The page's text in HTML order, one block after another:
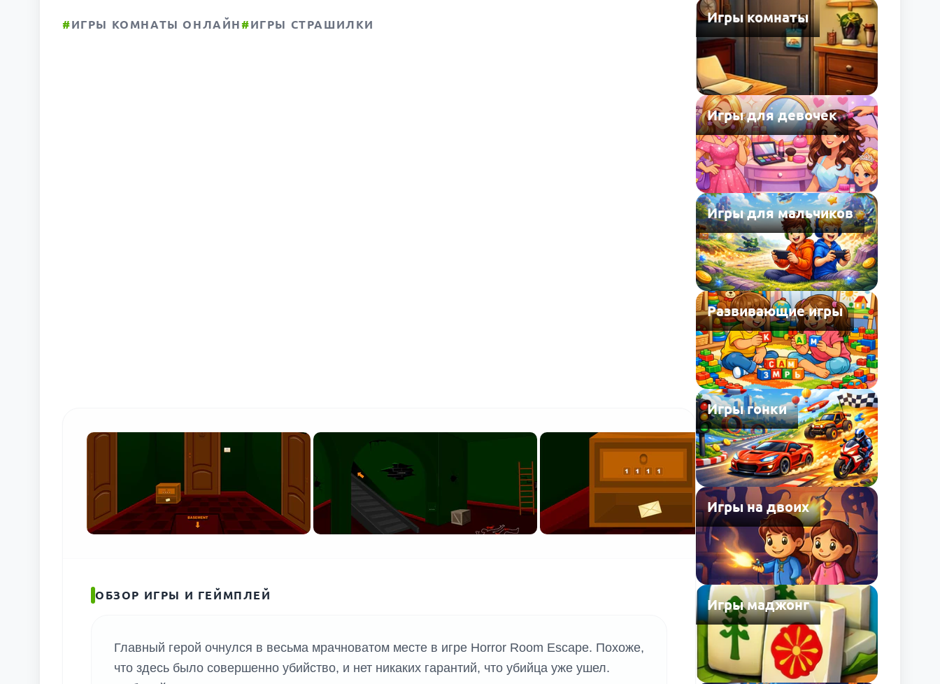
#ИГРЫ КОМНАТЫ ОНЛАЙН#ИГРЫ СТРАШИЛКИ
ОБЗОР ИГРЫ И ГЕЙМПЛЕЙ
Главный герой очнулся в весьма мрачноватом месте в игре Horror Room Escape. Похоже,
что здесь было совершенно убийство, и нет никаких гарантий, что убийца уже ушел.
Игры комнаты
Игры для девочек
Игры для мальчиков
Развивающие игры
Игры гонки
Игры на двоих
Игры маджонг